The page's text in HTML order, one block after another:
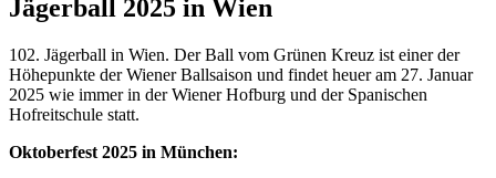
Jägerball 2025 in Wien
102. Jägerball in Wien. Der Ball vom Grünen Kreuz ist einer der
Höhepunkte der Wiener Ballsaison und findet heuer am 27. Januar
2025 wie immer in der Wiener Hofburg und der Spanischen
Hofreitschule statt.
Oktoberfest 2025 in München: